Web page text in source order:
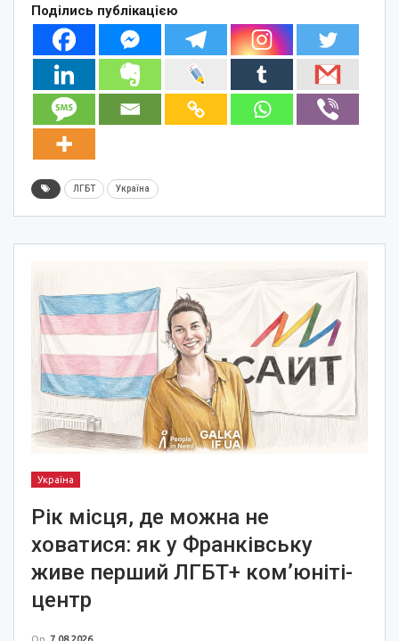
Поділись публікацією
ЛГБТ Україна
Україна
Рік місця, де можна не
ховатися: як у Франківську
живе перший ЛГБТ+ ком’юніті-
центр